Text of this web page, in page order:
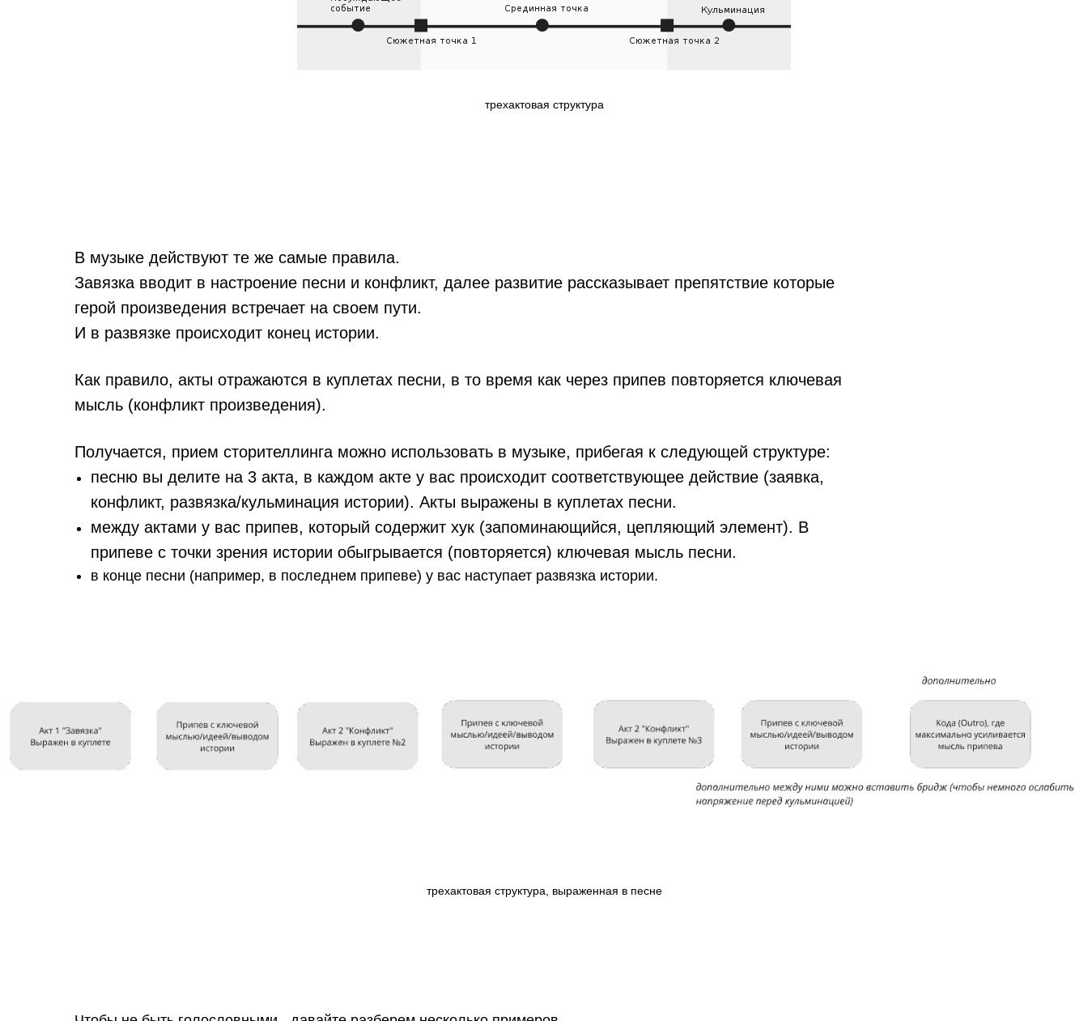
трехактовая структура
В музыке действуют те же самые правила.
Завязка вводит в настроение песни и конфликт, далее развитие рассказывает препятствие которые
герой произведения встречает на своем пути.
И в развязке происходит конец истории.
Как правило, акты отражаются в куплетах песни, в то время как через припев повторяется ключевая
мысль (конфликт произведения).
Получается, прием сторителлинга можно использовать в музыке, прибегая к следующей структуре:
песню вы делите на 3 акта, в каждом акте у вас происходит соответствующее действие (заявка,
конфликт, развязка/кульминация истории). Акты выражены в куплетах песни.
между актами у вас припев, который содержит хук (запоминающийся, цепляющий элемент). В
припеве с точки зрения истории обыгрывается (повторяется) ключевая мысль песни.
в конце песни (например, в последнем припеве) у вас наступает развязка истории.
трехактовая структура, выраженная в песне